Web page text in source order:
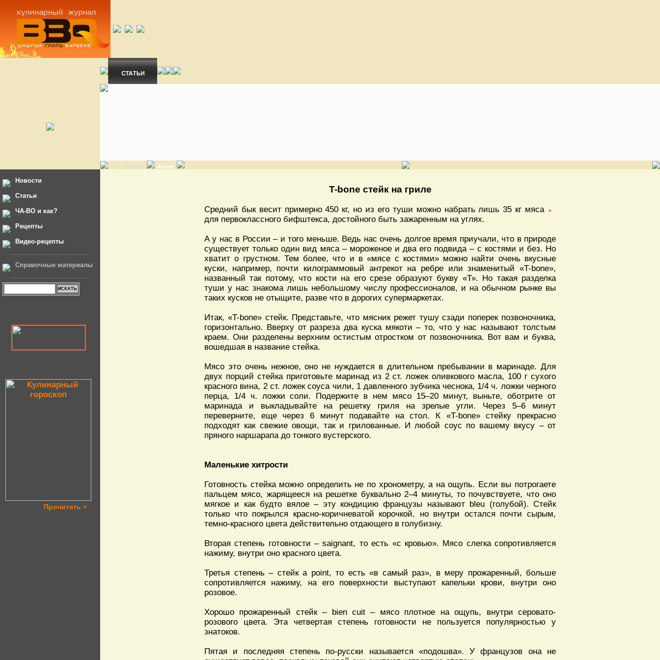
Главная Архив
Новости
Статьи
ЧА-ВО и как?
Рецепты
Видео-рецепты
Справочные материалы
Прочитать »
T-bone стейк на гриле
Средний бык весит примерно 450 кг, но из его туши можно набрать лишь 35 кг мяса
для первоклассного бифштекса, достойного быть зажаренным на углях.
А у нас в России – и того меньше. Ведь нас очень долгое время приучали, что в природе
существует только один вид мяса – мороженое и два его подвида – с костями и без. Но
хватит о грустном. Тем более, что и в «мясе с костями» можно найти очень вкусные
куски, например, почти килограммовый антрекот на ребре или знаменитый «T-bone»,
названный так потому, что кости на его срезе образуют букву «Т». Но такая разделка
туши у нас знакома лишь небольшому числу профессионалов, и на обычном рынке вы
таких кусков не отыщите, разве что в дорогих супермаркетах.
Итак, «T-bone» стейк. Представьте, что мясник режет тушу сзади поперек позвоночника,
горизонтально. Вверху от разреза два куска мякоти – то, что у нас называют толстым
краем. Они разделены верхним остистым отростком от позвоночника. Вот вам и буква,
вошедшая в название стейка.
Мясо это очень нежное, оно не нуждается в длительном пребывании в маринаде. Для
двух порций стейка приготовьте маринад из 2 ст. ложек оливкового масла, 100 г сухого
красного вина, 2 ст. ложек соуса чили, 1 давленного зубчика чеснока, 1/4 ч. ложки черного
перца, 1/4 ч. ложки соли. Подержите в нем мясо 15–20 минут, выньте, оботрите от
маринада и выкладывайте на решетку гриля на зрелые угли. Через 5–6 минут
переверните, еще через 6 минут подавайте на стол. К «T-bone» стейку прекрасно
подходят как свежие овощи, так и грилованные. И любой соус по вашему вкусу – от
пряного наршарапа до тонкого вустерского.
Маленькие хитрости
Готовность стейка можно определить не по хронометру, а на ощупь. Если вы потрогаете
пальцем мясо, жарящееся на решетке буквально 2–4 минуты, то почувствуете, что оно
мягкое и как будто вялое – эту кондицию французы называют bleu (голубой). Стейк
только что покрылся красно-коричневатой корочкой, но внутри остался почти сырым,
темно-красного цвета действительно отдающего в голубизну.
Вторая степень готовности – saignant, то есть «с кровью». Мясо слегка сопротивляется
нажиму, внутри оно красного цвета.
Третья степень – стейк a point, то есть «в самый раз», в меру прожаренный, больше
сопротивляется нажиму, на его поверхности выступают капельки крови, внутри оно
розовое.
Хорошо прожаренный стейк – bien cuit – мясо плотное на ощупь, внутри серовато-
розового цвета. Эта четвертая степень готовности не пользуется популярностью у
знатоков.
Пятая и последняя степень по-русски называется «подошва». У французов она не